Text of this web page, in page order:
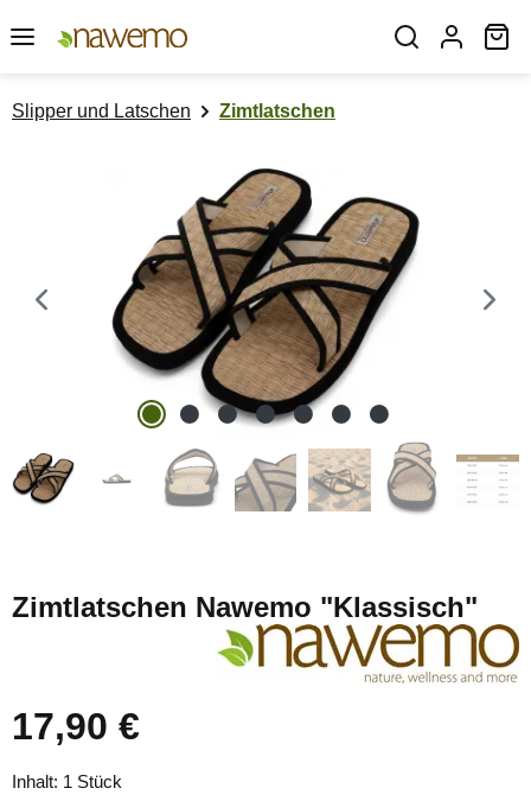
Zum Hauptinhalt springen
Slipper und Latschen Zimtlatschen
Bildergalerie überspringen
Zimtlatschen Nawemo "Klassisch"
Regulärer Preis:
17,90 €
Inhalt: 1 Stück